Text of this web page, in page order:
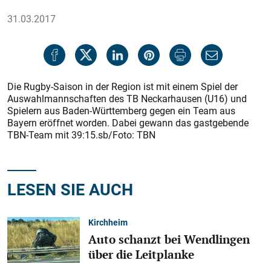
31.03.2017
Die Rugby-Saison in der Region ist mit einem Spiel der
Auswahlmannschaften des TB Neckarhausen (U16) und
Spielern aus Baden-Württemberg gegen ein Team aus
Bayern eröffnet worden. Dabei gewann das gastgebende
TBN-Team mit 39:15.sb/Foto: TBN
LESEN SIE AUCH
Kirchheim
Auto schanzt bei Wendlingen
über die Leitplanke